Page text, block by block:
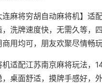
连麻将穷胡自动麻将机】
，洗牌速度快，无需久等，
用均可，朋友欢聚尽情畅玩
机适配江苏南京麻将玩法，
，桌面舒适，摸牌手感好，